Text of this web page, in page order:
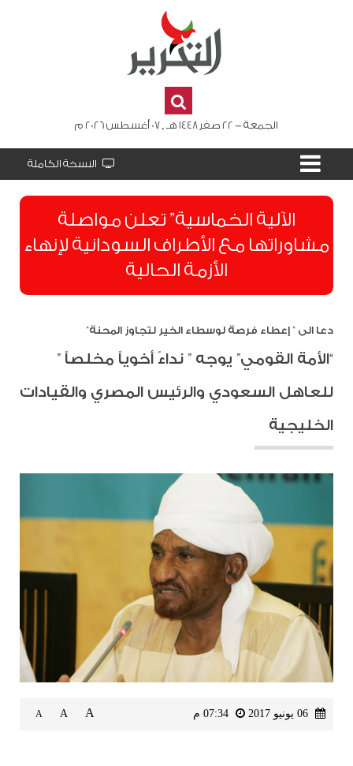
الجمعة - 22 صفر 1448 هـ , 07 أغسطس 2026 م
النسخة الكاملة
الآلية الخماسية” تعلن مواصلة
مشاوراتها مع الأطراف السودانية لإنهاء
الأزمة الحالية
دعا الى ” إعطاء فرصة لوسطاء الخير لتجاوز المحنة”
“الأمة القومي” يوجه ” نداءً أخوياً مخلصاً ”
للعاهل السعودي والرئيس المصري والقيادات
الخليجية
A
A
A